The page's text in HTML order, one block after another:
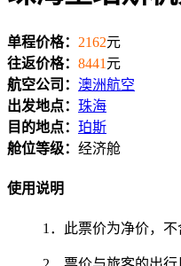
单程价格： 2162元
往返价格： 8441 元
航空公司： 澳洲航空
出发地点： 珠海
目的地点： 珀斯
舱位等级： 经济舱
使用说明
1．此票价为净价，不